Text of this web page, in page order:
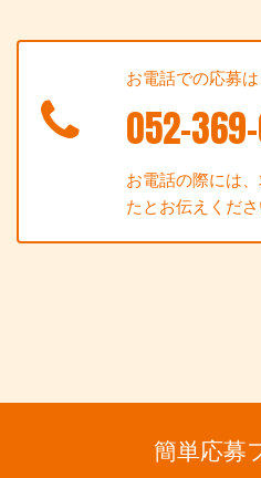
お電話での応募
052-
お電話の際には
たとお伝えくだ
簡単応募